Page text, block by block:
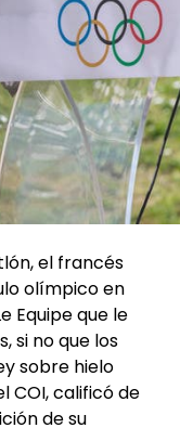
el francés
olímpico en
Equipe que le
si no que los
sobre hielo
COI, calificó de
de su